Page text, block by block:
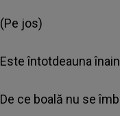
(Pe jos)
Este întotdeauna
De ce boală nu se